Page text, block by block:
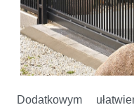
Dodatkowym